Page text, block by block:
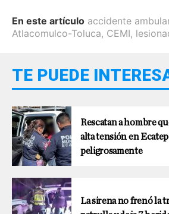
En este artículo accidente
Atlacomulco-Toluca, CEMI,
TE PUEDE
Rescatan a hombre
alta tensión en
peligrosamente
La sirena no frenó la